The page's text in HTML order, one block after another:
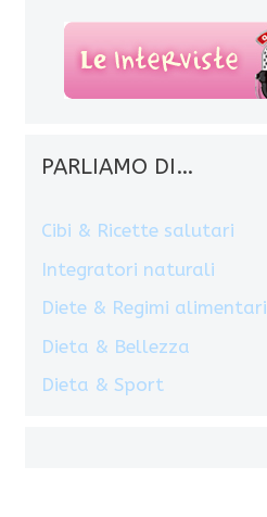
PARLIAMO DI…
Cibi & Ricette salutari
Integratori naturali
Diete & Regimi alimentari
Dieta & Bellezza
Dieta & Sport